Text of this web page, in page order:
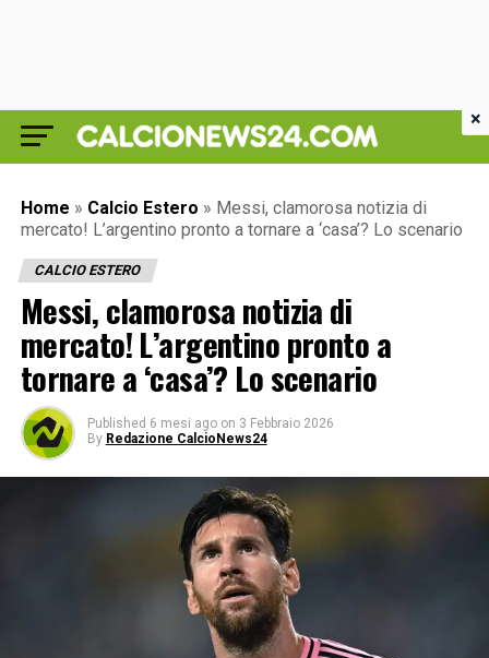
Home » Calcio Estero » Messi, clamorosa notizia di
mercato! L’argentino pronto a tornare a ‘casa’? Lo scenario
CALCIO ESTERO
Messi, clamorosa notizia di
mercato! L’argentino pronto a
tornare a ‘casa’? Lo scenario
Published 6 mesi ago on 3 Febbraio 2026
By Redazione CalcioNews24
×